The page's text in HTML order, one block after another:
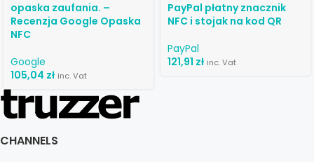
opaska zaufania. –
Recenzja Google Opaska
NFC
Google
105,04 zł inc. Vat
PayPal płatny znacznik
NFC i stojak na kod QR
PayPal
121,91 zł inc. Vat
CHANNELS